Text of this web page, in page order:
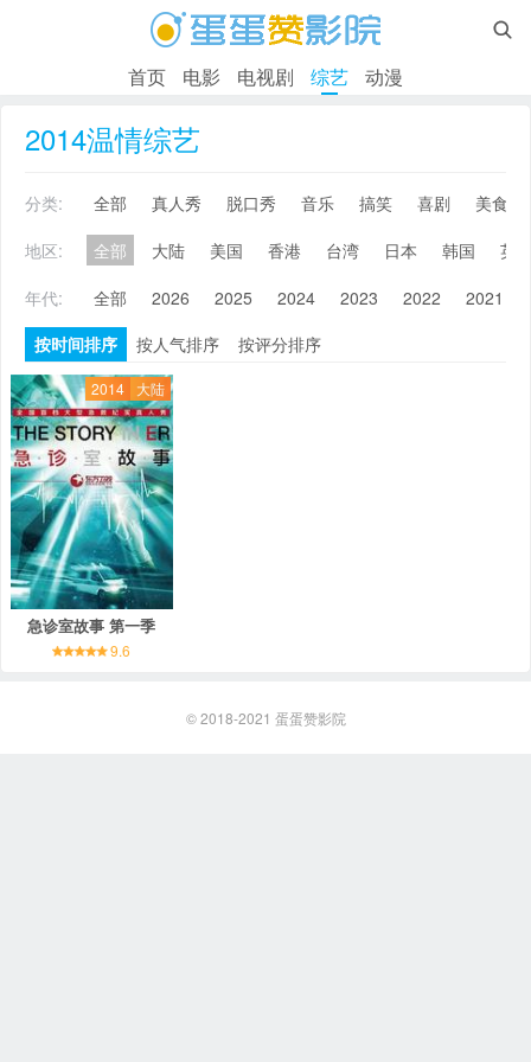

首页 电影 电视剧 综艺 动漫
2014温情综艺
分类: 全部 真人秀 脱口秀 音乐 搞笑 喜剧
美食
地区:
全部 大陆 美国 香港 台湾 日本 韩国
英
年代:
全部 2026 2025 2024 2023 2022 2021
按时间排序
按人气排序 按评分排序
2014 大陆
急诊室故事 第一季
9.6
© 2018-2021 蛋蛋赞影院